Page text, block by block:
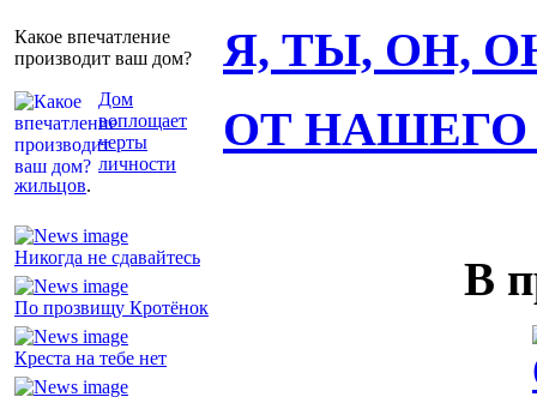
Какое впечатление
производит ваш дом?
Дом
воплощает
черты
личности
жильцов.
Я, ТЫ, ОН,
Никогда не сдавайтесь
По прозвищу Кротёнок
Креста на тебе нет
ОТ НАШЕГО
В